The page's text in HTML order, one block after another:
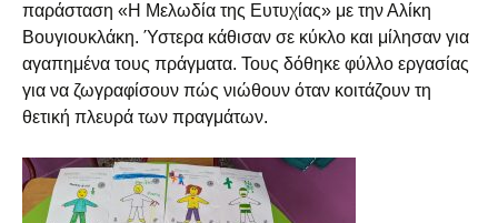
παράσταση «Η Μελωδία της Ευτυχίας» με την Αλίκη
Βουγιουκλάκη. Ύστερα κάθισαν σε κύκλο και μίλησαν για
αγαπημένα τους πράγματα. Τους δόθηκε φύλλο εργασίας
για να ζωγραφίσουν πώς νιώθουν όταν κοιτάζουν τη
θετική πλευρά των πραγμάτων.